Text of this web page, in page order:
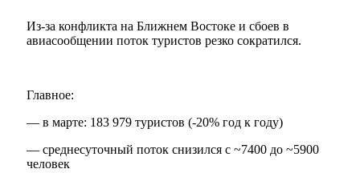
Из-за конфликта на Ближнем Востоке и сбоев в
авиасообщении поток туристов резко сократился.
Главное:
— в марте: 183 979 туристов (-20% год к году)
— среднесуточный поток снизился с ~7400 до ~5900
человек